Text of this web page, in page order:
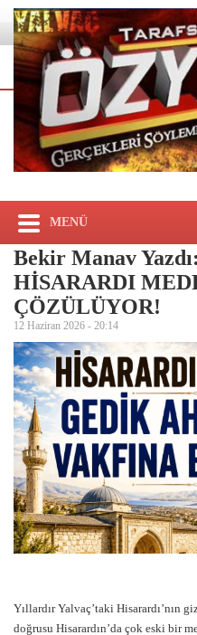
MENÜ
Bekir Manav
HİSARARDI
ÇÖZÜLÜYOR!
12 Haziran 2026 - 20:14
Yıllardır Yalvaç’taki Hisarardı’nın
doğrusu Hisarardın’da çok eski bir